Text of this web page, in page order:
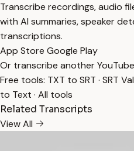
Transcribe recordings, audio
with AI summaries, speaker
transcriptions.
App Store Google Play
Or transcribe another
Free tools: TXT to SRT · SRT
to Text · All tools
Related Transcripts
View All